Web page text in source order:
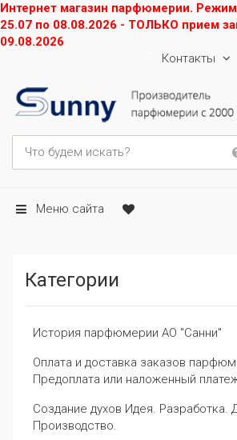
Интернет магазин парфюмерии.
25.07 по 08.08.2026 - ТОЛЬКО прием
09.08.2026
Контакты
Меню сайта
Категории
История парфюмерии АО "Санни"
Оплата и доставка заказов
Предоплата или наложенный
Создание духов Идея. Разработка.
Производство.